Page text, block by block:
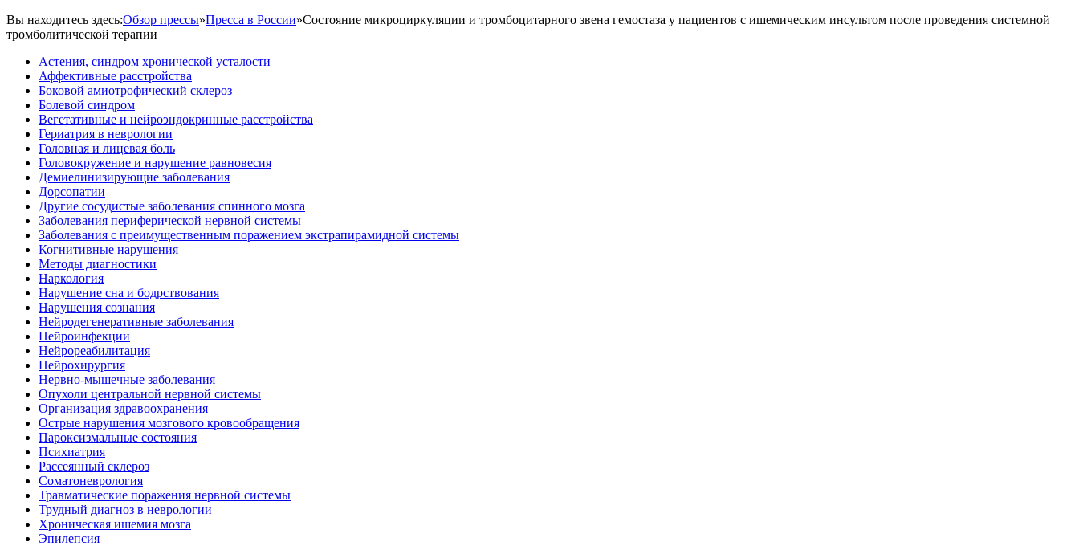
Вы находитесь здесь:Обзор прессы»Пресса в России»Состояние микроциркуляции и тромбоцитарного звена гемостаза у пациентов с ишемическим инсультом после проведения системной
тромболитической терапии
Астения, синдром хронической усталости
Аффективные расстройства
Боковой амиотрофический склероз
Болевой синдром
Вегетативные и нейроэндокринные расстройства
Гериатрия в неврологии
Головная и лицевая боль
Головокружение и нарушение равновесия
Демиелинизирующие заболевания
Дорсопатии
Другие сосудистые заболевания спинного мозга
Заболевания периферической нервной системы
Заболевания с преимущественным поражением экстрапирамидной системы
Когнитивные нарушения
Методы диагностики
Наркология
Нарушение сна и бодрствования
Нарушения сознания
Нейродегенеративные заболевания
Нейроинфекции
Нейрореабилитация
Нейрохирургия
Нервно-мышечные заболевания
Опухоли центральной нервной системы
Организация здравоохранения
Острые нарушения мозгового кровообращения
Пароксизмальные состояния
Психиатрия
Рассеянный склероз
Соматоневрология
Травматические поражения нервной системы
Трудный диагноз в неврологии
Хроническая ишемия мозга
Эпилепсия